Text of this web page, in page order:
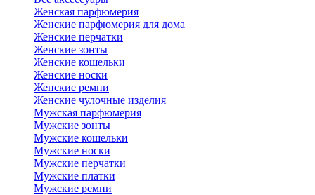
Женская парфюмерия
Женские парфюмерия для дома
Женские перчатки
Женские зонты
Женские кошельки
Женские носки
Женские ремни
Женские чулочные изделия
Мужская парфюмерия
Мужские зонты
Мужские кошельки
Мужские носки
Мужские перчатки
Мужские платки
Мужские ремни